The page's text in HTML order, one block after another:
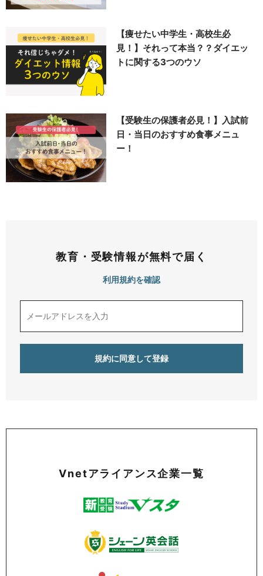
【痩せたい中学生・高校生必
見！】それって本当？？ダイエッ
トに関する3つのウソ
【受験生の保護者必見！】入試前
日・当日のおすすめ食事メニュ
ー！
教育・受験情報が無料で届く
利用規約を確認
Vnetアライアンス企業一覧